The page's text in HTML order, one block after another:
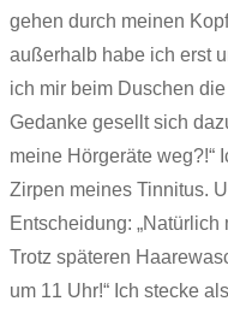
gehen durch meinen
außerhalb habe ich erst
ich mir beim Duschen
Gedanke gesellt sich
meine Hörgeräte weg?!“
Zirpen meines Tinnitus.
Entscheidung:
Trotz späteren
um 11 Uhr!“ Ich stecke